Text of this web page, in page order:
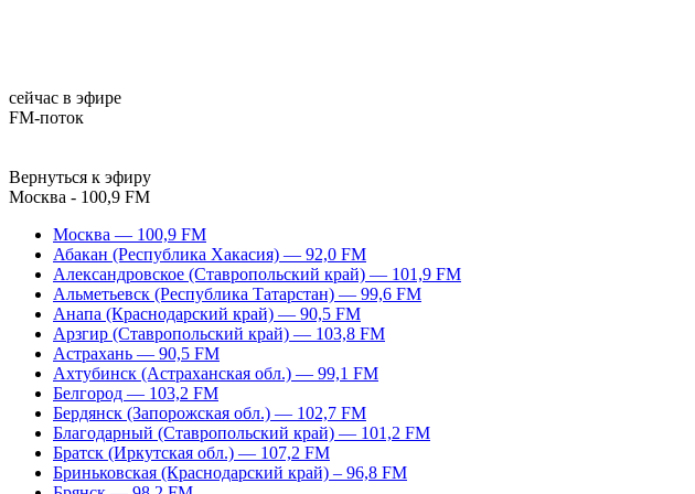
сейчас в эфире
FM-поток
Вернуться к эфиру
Москва - 100,9 FM
Москва — 100,9 FM
Абакан (Республика Хакасия) — 92,0 FM
Александровское (Ставропольский край) — 101,9 FM
Альметьевск (Республика Татарстан) — 99,6 FM
Анапа (Краснодарский край) — 90,5 FM
Арзгир (Ставропольский край) — 103,8 FM
Астрахань — 90,5 FM
Ахтубинск (Астраханская обл.) — 99,1 FM
Белгород — 103,2 FM
Бердянск (Запорожская обл.) — 102,7 FM
Благодарный (Ставропольский край) — 101,2 FM
Братск (Иркутская обл.) — 107,2 FM
Бриньковская (Краснодарский край) – 96,8 FM